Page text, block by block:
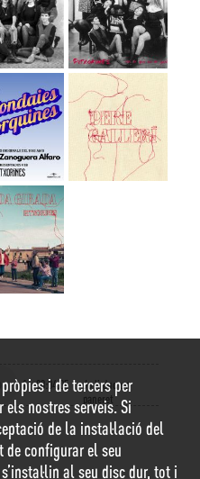
1 00:04:05
Jo li duc un
paneret
i de tercers per
nostres serveis. Si
de la instal·lació del
de configurar el seu
al seu disc dur, tot i